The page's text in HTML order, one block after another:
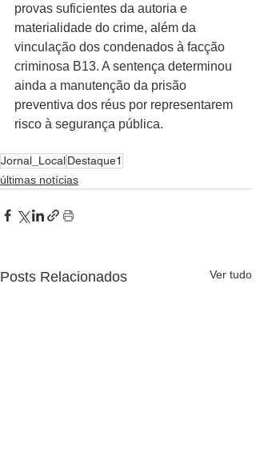
provas suficientes da autoria e
materialidade do crime, além da
vinculação dos condenados à facção
criminosa B13. A sentença determinou
ainda a manutenção da prisão
preventiva dos réus por representarem
risco à segurança pública.
Jornal_LocalDestaque1
últimas notícias
Posts Relacionados Ver tudo